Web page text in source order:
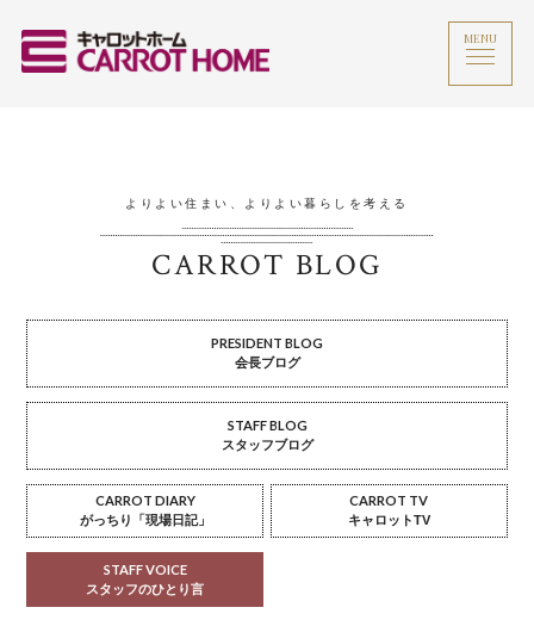
MENU
よりよい住まい、よりよい暮らしを考える
CARROT BLOG
PRESIDENT BLOG
会長ブログ
STAFF BLOG
スタッフブログ
CARROT DIARY
がっちり「現場日記」
CARROT TV
キャロットTV
STAFF VOICE
スタッフのひとり言